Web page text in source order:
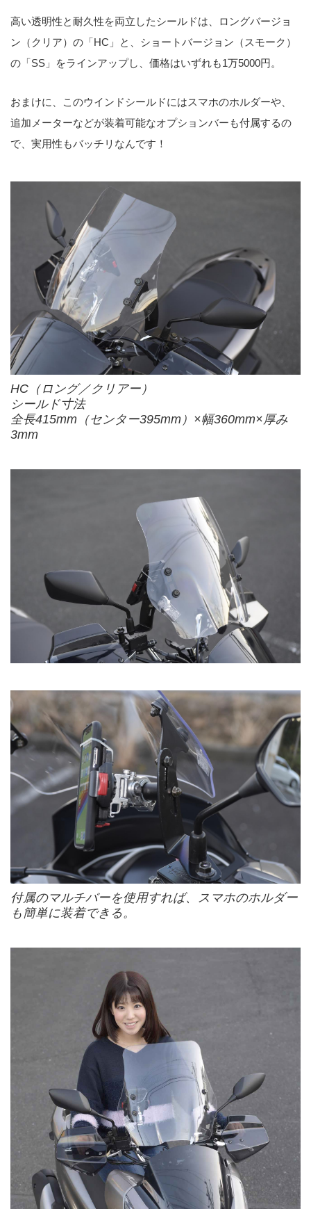
高い透明性と耐久性を両立したシールドは、ロングバージョ
ン（クリア）の「HC」と、ショートバージョン（スモーク）
の「SS」をラインアップし、価格はいずれも1万5000円。
おまけに、このウインドシールドにはスマホのホルダーや、
追加メーターなどが装着可能なオプションバーも付属するの
で、実用性もバッチリなんです！
HC（ロング／クリアー）
シールド寸法
全長415mm（センター395mm）×幅360mm×厚み
3mm
付属のマルチバーを使用すれば、スマホのホルダー
も簡単に装着できる。